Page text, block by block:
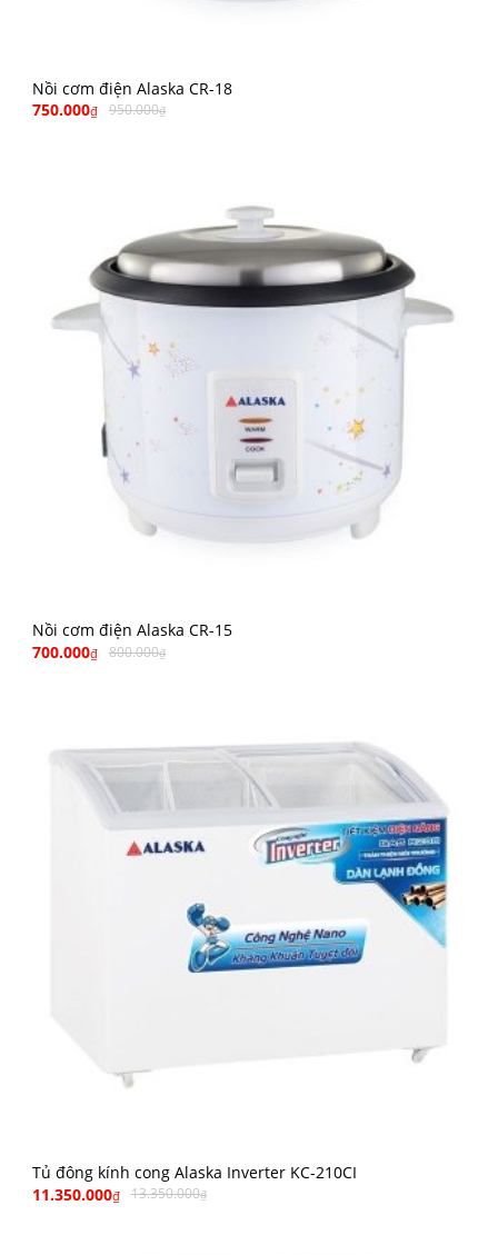
Nồi cơm điện Alaska CR-18
750.000₫ 950.000₫
Nồi cơm điện Alaska CR-15
700.000₫ 800.000₫
Tủ đông kính cong Alaska Inverter KC-210CI
11.350.000₫ 13.350.000₫